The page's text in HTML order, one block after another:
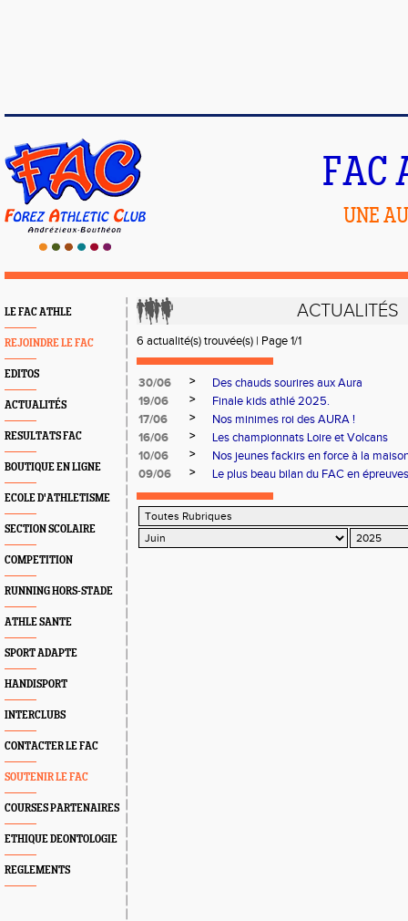
FAC
UNE
LE FAC ATHLE
REJOINDRE LE FAC
EDITOS
ACTUALITÉS
RESULTATS FAC
BOUTIQUE EN LIGNE
ECOLE D'ATHLETISME
SECTION SCOLAIRE
COMPETITION
RUNNING HORS-STADE
ATHLE SANTE
SPORT ADAPTE
HANDISPORT
INTERCLUBS
CONTACTER LE FAC
SOUTENIR LE FAC
COURSES PARTENAIRES
ETHIQUE DEONTOLOGIE
REGLEMENTS
ACTUALITÉS
6 actualité(s) trouvée(s) | Page 1/1
30/06 >
Des chauds sourires aux Aura
19/06
>
Finale kids athlé 2025.
17/06
>
Nos minimes roi des AURA !
16/06
>
Les championnats Loire et Volcans
10/06
>
Nos jeunes fackirs en force à la
09/06
> Le plus beau bilan du FAC en